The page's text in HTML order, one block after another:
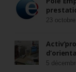
23
5